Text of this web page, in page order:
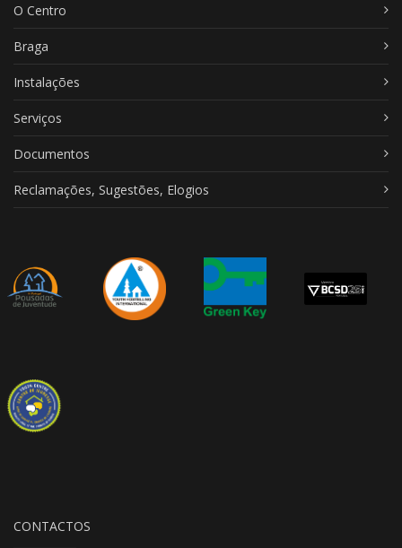
O Centro
Braga
Instalações
Serviços
Documentos
Reclamações, Sugestões, Elogios
CONTACTOS